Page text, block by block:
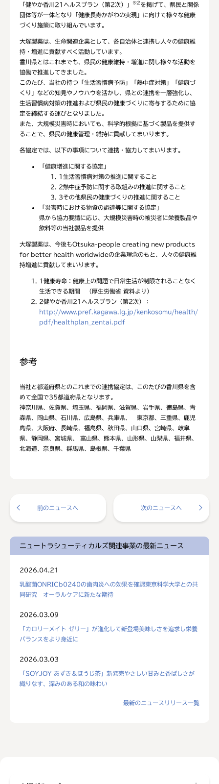
「健やか香川21ヘルスプラン（第2次）」
※2 を掲げて、県民と関係
団体等が一体となり「健康長寿かがわの実現」に向けて様々な健康
づくり施策に取り組んでいます。
大塚製薬は、生命関連企業として、各自治体と連携し人々の健康維
持・増進に貢献すべく活動しています。
香川県とはこれまでも、県民の健康維持・増進に関し様々な活動を
協働で推進してきました。
このたび、当社の持つ「生活習慣病予防」「熱中症対策」「健康づ
くり」などの知見やノウハウを活かし、県との連携を一層強化し、
生活習慣病対策の推進および県民の健康づくりに寄与するために協
定を締結する運びとなりました。
また、大規模災害時においても、科学的根拠に基づく製品を提供す
ることで、県民の健康管理・維持に貢献してまいります。
各協定では、以下の事項について連携・協力してまいります。
「健康増進に関する協定」
1 生活習慣病対策の推進に関すること
2熱中症予防に関する取組みの推進に関すること
3その他県民の健康づくりの推進に関すること
「災害時における物資の調達等に関する協定」
県から協力要請に応じ、大規模災害時の被災者に栄養製品や
飲料等の当社製品を提供
大塚製薬は、今後もOtsuka-people creating new products
for better health worldwideの企業理念のもと、人々の健康維
持増進に貢献してまいります。
1 健康寿命：健康上の問題で日常生活が制限されることなく
生活できる期間 （厚生労働省 資料より）
2健やか香川21ヘルスプラン（第2次）：
http://www.pref.kagawa.lg.jp/kenkosomu/health/
pdf/healthplan_zentai.pdf
参考
当社と都道府県とのこれまでの連携協定は、このたびの香川県を含
めて全国で35都道府県となります。
神奈川県、佐賀県、埼玉県、福岡県、滋賀県、岩手県、徳島県、青
森県、岡山県、石川県、広島県、兵庫県、 東京都、三重県、鹿児
島県、大阪府、長崎県、福島県、秋田県、山口県、宮崎県、岐阜
県、静岡県、宮城県、 富山県、熊本県、山形県、山梨県、福井県、
北海道、奈良県、群馬県、島根県、千葉県
前のニュースへ 次のニュースへ
ニュートラシューティカルズ関連事業の最新ニュース
2026.04.21
乳酸菌ONRICb0240の歯肉炎への効果を確認東京科学大学との共
同研究 オーラルケアに新たな期待
2026.03.09
「カロリーメイト ゼリー」が進化して新登場美味しさを追求し栄養
バランスをより身近に
2026.03.03
「SOYJOY あずき＆ほうじ茶」新発売やさしい甘みと香ばしさが
織りなす、深みのある和の味わい
最新のニュースリリース一覧